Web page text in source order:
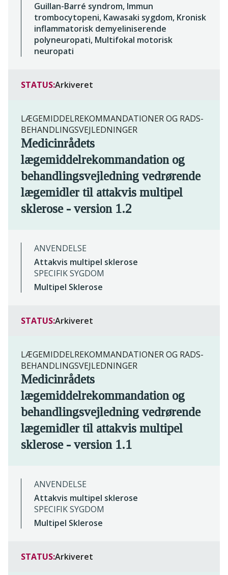
Guillan-Barré syndrom, Immun
trombocytopeni, Kawasaki sygdom, Kronisk
inflammatorisk demyeliniserende
polyneuropati, Multifokal motorisk
neuropati
STATUS:Arkiveret
LÆGEMIDDELREKOMMANDATIONER OG RADS-
BEHANDLINGSVEJLEDNINGER
Medicinrådets
lægemiddelrekommandation og
behandlingsvejledning vedrørende
lægemidler til attakvis multipel
sklerose - version 1.2
ANVENDELSE
Attakvis multipel sklerose
SPECIFIK SYGDOM
Multipel Sklerose
STATUS:Arkiveret
LÆGEMIDDELREKOMMANDATIONER OG RADS-
BEHANDLINGSVEJLEDNINGER
Medicinrådets
lægemiddelrekommandation og
behandlingsvejledning vedrørende
lægemidler til attakvis multipel
sklerose - version 1.1
ANVENDELSE
Attakvis multipel sklerose
SPECIFIK SYGDOM
Multipel Sklerose
STATUS:Arkiveret